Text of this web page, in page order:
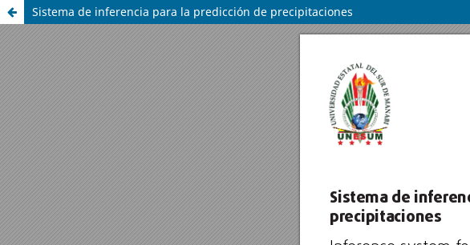
Sistema de inferencia para la predicción de precipitaciones